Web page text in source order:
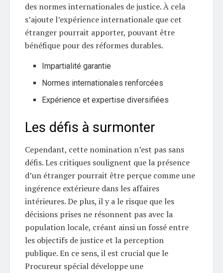
des normes internationales de justice. À cela
s’ajoute l’expérience internationale que cet
étranger pourrait apporter, pouvant être
bénéfique pour des réformes durables.
Impartialité garantie
Normes internationales renforcées
Expérience et expertise diversifiées
Les défis à surmonter
Cependant, cette nomination n’est pas sans
défis. Les critiques soulignent que la présence
d’un étranger pourrait être perçue comme une
ingérence extérieure dans les affaires
intérieures. De plus, il y a le risque que les
décisions prises ne résonnent pas avec la
population locale, créant ainsi un fossé entre
les objectifs de justice et la perception
publique. En ce sens, il est crucial que le
Procureur spécial développe une